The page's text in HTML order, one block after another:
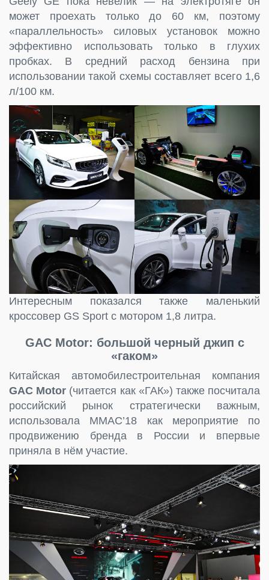
может проехать только до 60 км, поэтому
«параллельность» силовых установок можно
эффективно использовать только в глухих
пробках. B cредний расход бензина при
использовании такой схемы составляет всего 1,6
л/100 км.
Интересным показался также маленький
кроссовер GS Sport с мотором 1,8 литра.
GAC Motor: большой черный джип с
«гаком»
Китайская автомобилестроительная компания
GAC Motor (читается как «ГАК») также посчитала
российский рынок стратегически важным,
использовала ММАС’18 как мероприятие по
продвижению бренда в России и впервые
приняла в нём участие.